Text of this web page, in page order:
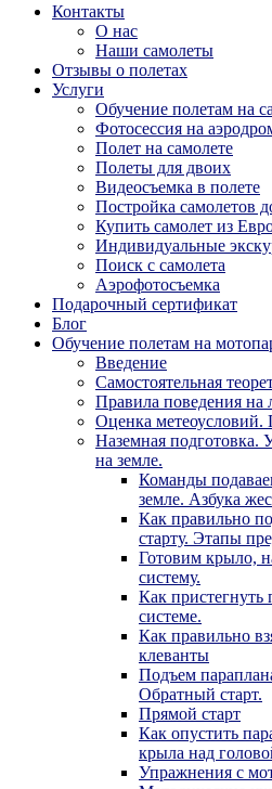
Контакты
О нас
Наши самолеты
Отзывы о полетах
Услуги
Обучение полетам на
Фотосессия на
Полет на самолете
Полеты для двоих
Видеосъемка в полете
Постройка самолетов
Купить самолет из
Индивидуальные
Поиск с самолета
Аэрофотосъемка
Подарочный сертификат
Блог
Обучение полетам на
Введение
Самостоятельная
Правила поведения на
Оценка метеоусловий.
Наземная подготовка.
на земле.
Команды
земле. Азбука
Как правильно
старту. Этапы
Готовим крыло,
систему.
Как пристегнуть
системе.
Как правильно
клеванты
Подъем
Обратный старт.
Прямой старт
Как опустить
крыла над
Упражнения с